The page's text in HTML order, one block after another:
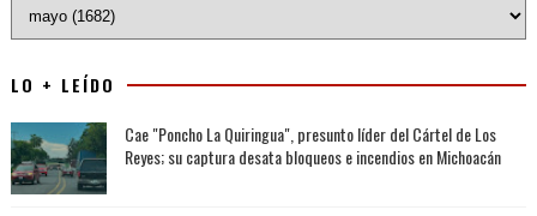
LO + LEÍDO
Cae "Poncho La Quiringua", presunto líder del Cártel de Los
Reyes; su captura desata bloqueos e incendios en Michoacán